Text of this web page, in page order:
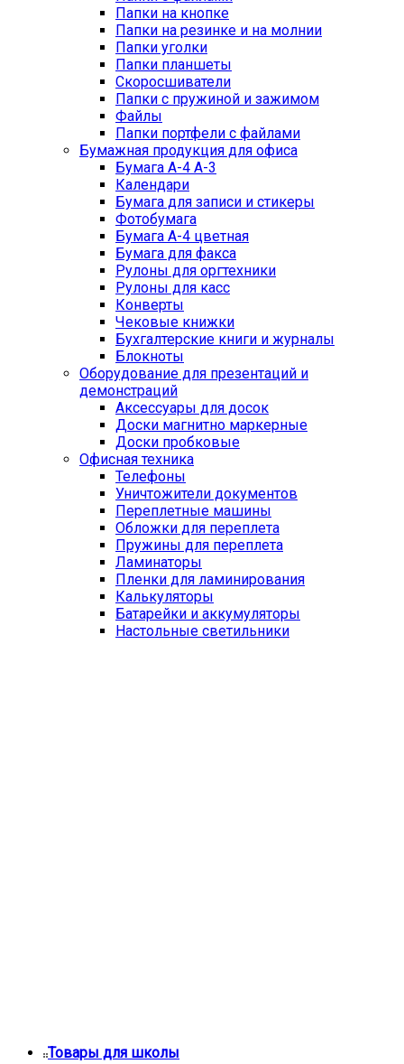
Папки на кнопке
Папки на резинке и на молнии
Папки уголки
Папки планшеты
Скоросшиватели
Папки с пружиной и зажимом
Файлы
Папки портфели с файлами
Бумажная продукция для офиса
Бумага А-4 А-3
Календари
Бумага для записи и стикеры
Фотобумага
Бумага А-4 цветная
Бумага для факса
Рулоны для оргтехники
Рулоны для касс
Конверты
Чековые книжки
Бухгалтерские книги и журналы
Блокноты
Оборудование для презентаций и
демонстраций
Аксессуары для досок
Доски магнитно маркерные
Доски пробковые
Офисная техника
Телефоны
Уничтожители документов
Переплетные машины
Обложки для переплета
Пружины для переплета
Ламинаторы
Пленки для ламинирования
Калькуляторы
Батарейки и аккумуляторы
Настольные светильники
Товары для школы